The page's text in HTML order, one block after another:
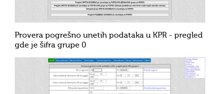
Provera pogrešno unetih podataka u KPR - pregled
gde je šifra grupe 0